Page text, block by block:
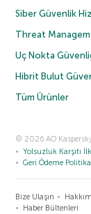
Siber Güvenlik
Threat
Uç Nokta
Hibrit Bulut
Tüm Ürünler
© 2026 AO
Yolsuzluk Karşıtı
Geri Ödeme
Bize Ulaşın
Haber Bültenleri